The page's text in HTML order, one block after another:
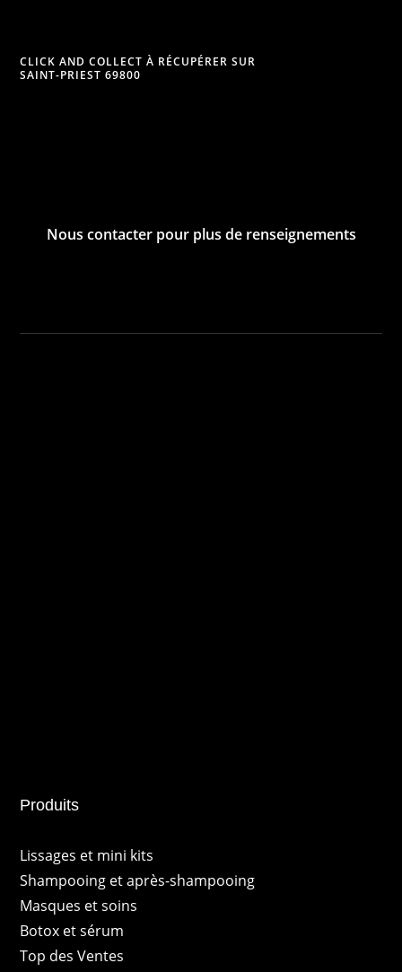
CLICK AND COLLECT À RÉCUPÉRER SUR
SAINT-PRIEST 69800
Nous contacter pour plus de renseignements
Produits
Lissages et mini kits
Shampooing et après-shampooing
Masques et soins
Botox et sérum
Top des Ventes